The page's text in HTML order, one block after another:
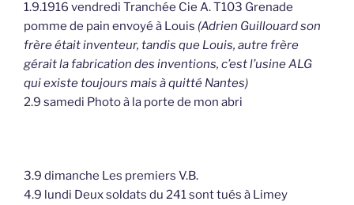
1.9.1916 vendredi Tranchée Cie A. T103 Grenade
pomme de pain envoyé à Louis (Adrien Guillouard son
frère était inventeur, tandis que Louis, autre frère
gérait la fabrication des inventions, c’est l’usine ALG
qui existe toujours mais à quitté Nantes)
2.9 samedi Photo à la porte de mon abri
3.9 dimanche Les premiers V.B.
4.9 lundi Deux soldats du 241 sont tués à Limey